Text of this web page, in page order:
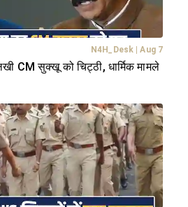
N4H_Desk Aug 7
CM सुक्खू को चिट्ठी, धार्मिक मामले